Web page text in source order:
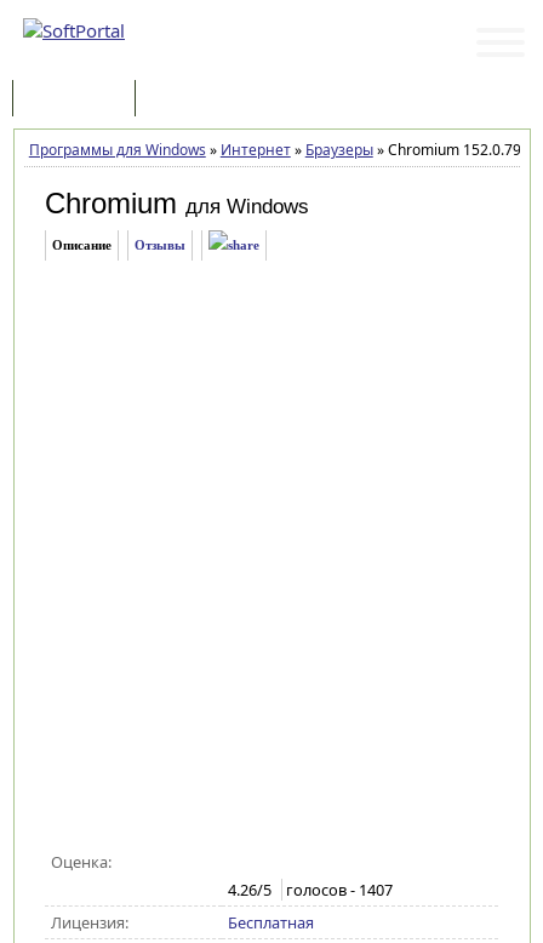
Программы для Windows » Интернет» Браузеры»Chromium
Chromium для Windows
Описание Отзывы
Оценка:
4.26/5 голосов - 1407
Лицензия:
Бесплатная